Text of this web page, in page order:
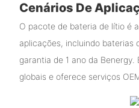
Cenários De
O pacote de bateria de lítio é
aplicações, incluindo baterias
garantia de 1 ano da Benergy.
globais e oferece serviços